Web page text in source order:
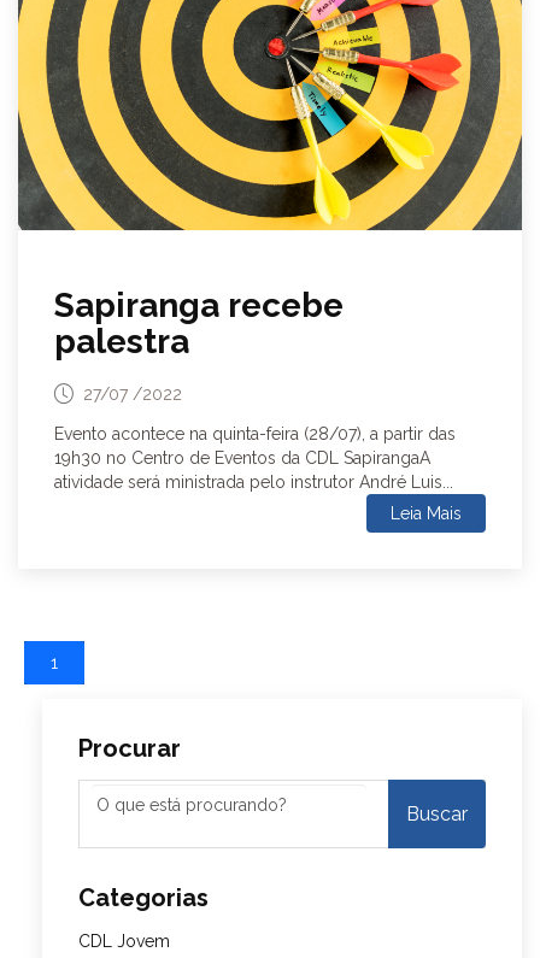
Sapiranga recebe
palestra
27/07 /2022
Evento acontece na quinta-feira (28/07), a partir das
19h30 no Centro de Eventos da CDL SapirangaA
atividade será ministrada pelo instrutor André Luis...
Leia Mais
1
Procurar
Categorias
CDL Jovem